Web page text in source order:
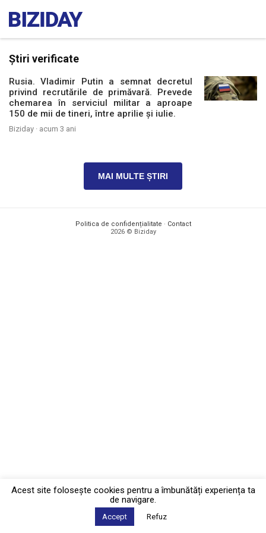
Știri verificate
Rusia. Vladimir Putin a semnat decretul
privind recrutările de primăvară. Prevede
chemarea în serviciul militar a aproape
150 de mii de tineri, între aprilie și iulie.
Biziday · acum 3 ani
MAI MULTE ȘTIRI
Politica de confidențialitate · Contact
2026 © Biziday
Acest site foloseşte cookies pentru a îmbunătăți experiența ta
de navigare.
Accept Refuz